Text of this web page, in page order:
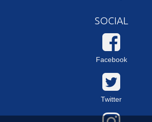
SOCIAL
Facebook
Twitter